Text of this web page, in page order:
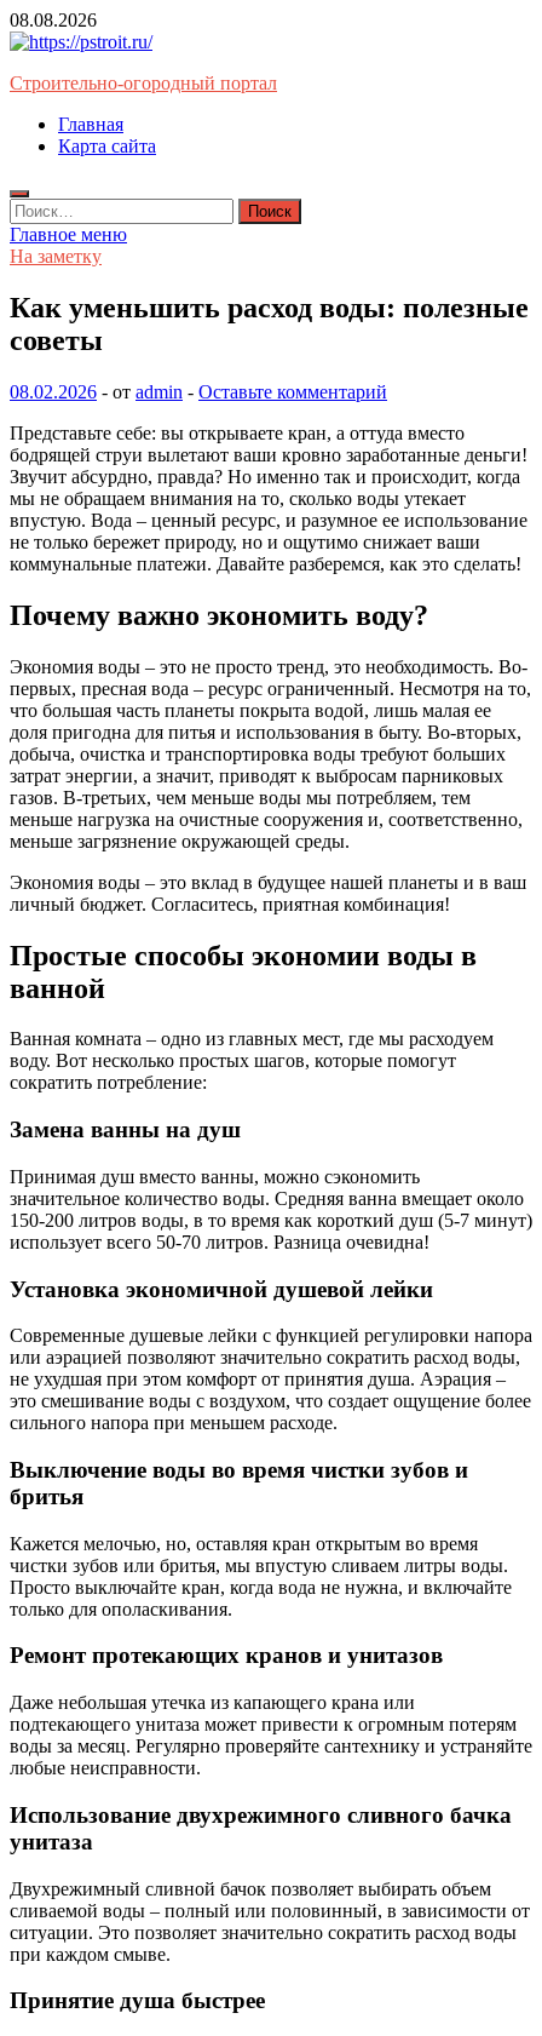
Перейти
к
08.08.2026
Строительно-огородный портал
Главная
Карта сайта
Найти:
Главное меню
На заметку
Как уменьшить расход воды: полезные
советы
08.02.2026 - от admin - Оставьте комментарий
Представьте себе: вы открываете кран, а оттуда вместо
бодрящей струи вылетают ваши кровно заработанные деньги!
Звучит абсурдно, правда? Но именно так и происходит, когда
мы не обращаем внимания на то, сколько воды утекает
впустую. Вода – ценный ресурс, и разумное ее использование
не только бережет природу, но и ощутимо снижает ваши
коммунальные платежи. Давайте разберемся, как это сделать!
Почему важно экономить воду?
Экономия воды – это не просто тренд, это необходимость. Во-
первых, пресная вода – ресурс ограниченный. Несмотря на то,
что большая часть планеты покрыта водой, лишь малая ее
доля пригодна для питья и использования в быту. Во-вторых,
добыча, очистка и транспортировка воды требуют больших
затрат энергии, а значит, приводят к выбросам парниковых
газов. В-третьих, чем меньше воды мы потребляем, тем
меньше нагрузка на очистные сооружения и, соответственно,
меньше загрязнение окружающей среды.
Экономия воды – это вклад в будущее нашей планеты и в ваш
личный бюджет. Согласитесь, приятная комбинация!
Простые способы экономии воды в
ванной
Ванная комната – одно из главных мест, где мы расходуем
воду. Вот несколько простых шагов, которые помогут
сократить потребление:
Замена ванны на душ
Принимая душ вместо ванны, можно сэкономить
значительное количество воды. Средняя ванна вмещает около
150-200 литров воды, в то время как короткий душ (5-7 минут)
использует всего 50-70 литров. Разница очевидна!
Установка экономичной душевой лейки
Современные душевые лейки с функцией регулировки напора
или аэрацией позволяют значительно сократить расход воды,
не ухудшая при этом комфорт от принятия душа. Аэрация –
это смешивание воды с воздухом, что создает ощущение более
сильного напора при меньшем расходе.
Выключение воды во время чистки зубов и
бритья
Кажется мелочью, но, оставляя кран открытым во время
чистки зубов или бритья, мы впустую сливаем литры воды.
Просто выключайте кран, когда вода не нужна, и включайте
только для ополаскивания.
Ремонт протекающих кранов и унитазов
Даже небольшая утечка из капающего крана или
подтекающего унитаза может привести к огромным потерям
воды за месяц. Регулярно проверяйте сантехнику и устраняйте
любые неисправности.
Использование двухрежимного сливного бачка
унитаза
Двухрежимный сливной бачок позволяет выбирать объем
сливаемой воды – полный или половинный, в зависимости от
ситуации. Это позволяет значительно сократить расход воды
при каждом смыве.
Принятие душа быстрее